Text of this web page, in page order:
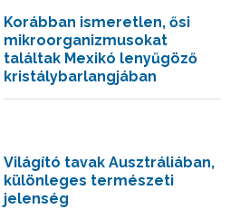
Korábban ismeretlen, ősi
mikroorganizmusokat
találtak Mexikó lenyűgöző
kristálybarlangjában
Világító tavak Ausztráliában,
különleges természeti
jelenség